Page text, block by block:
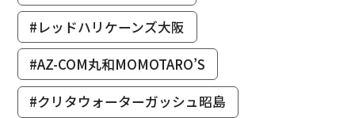
#レッドハリケーンズ大阪
#AZ-COM丸和MOMOTARO’S
#クリタウォーターガッシュ昭島